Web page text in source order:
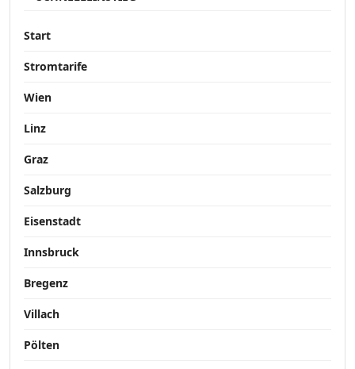
Start
Stromtarife
Wien
Linz
Graz
Salzburg
Eisenstadt
Innsbruck
Bregenz
Villach
Pölten